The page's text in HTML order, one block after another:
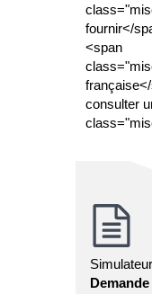
fournir</
<span
consulter
Simulateur